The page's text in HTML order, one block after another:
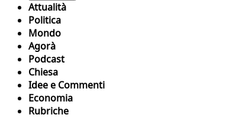
Attualità
Politica
Mondo
Agorà
Podcast
Chiesa
Idee e Commenti
Economia
Rubriche